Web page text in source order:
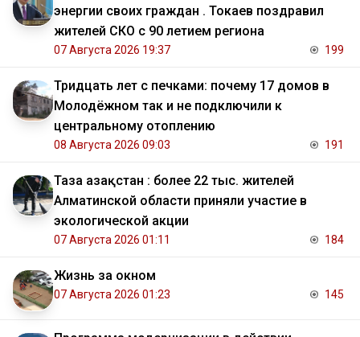
энергии своих граждан . Токаев поздравил
жителей СКО с 90 летием региона
07 Августа 2026 19:37 199
Тридцать лет с печками: почему 17 домов в
Молодёжном так и не подключили к
центральному отоплению
08 Августа 2026 09:03 191
Таза Қазақстан : более 22 тыс. жителей
Алматинской области приняли участие в
экологической акции
07 Августа 2026 01:11 184
Жизнь за окном
07 Августа 2026 01:23 145